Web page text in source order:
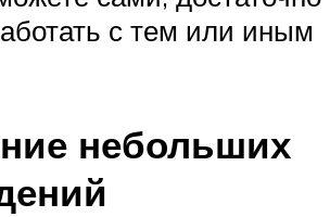
с тем или иным
небольших